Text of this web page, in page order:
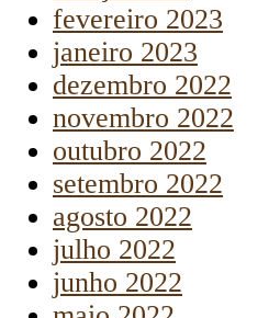
fevereiro 2023
janeiro 2023
dezembro 2022
novembro 2022
outubro 2022
setembro 2022
agosto 2022
julho 2022
junho 2022